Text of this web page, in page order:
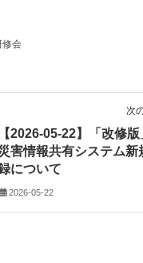
修会
次
【2026-05-22】「改修版
害情報共有システム新
について
2026-05-22